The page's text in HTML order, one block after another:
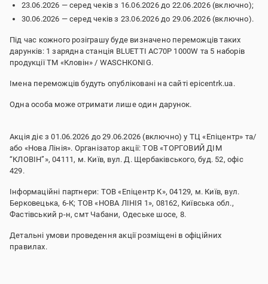
23.06.2026 — серед чеків з 16.06.2026 до 22.06.2026 (включно);
30.06.2026 — серед чеків з 23.06.2026 до 29.06.2026 (включно).
Під час кожного розіграшу буде визначено переможців таких
дарунків: 1 зарядна станція BLUETTI AC70P 1000W та 5 наборів
продукції ТМ «Кловін» / WASCHKONIG.
Імена переможців будуть опубліковані на сайті epicentrk.ua.
Одна особа може отримати лише один дарунок.
Акція діє з 01.06.2026 до 29.06.2026 (включно) у ТЦ «Епіцентр» та/
або «Нова Лінія». Організатор акції: ТОВ «ТОРГОВИЙ ДІМ
“КЛОВІН”», 04111, м. Київ, вул. Д. Щербаківського, буд. 52, офіс
429.
Інформаційні партнери: ТОВ «Епіцентр К», 04129, м. Київ, вул.
Берковецька, 6-К; ТОВ «НОВА ЛІНІЯ 1», 08162, Київська обл.,
Фастівський р-н, смт Чабани, Одеське шосе, 8.
Детальні умови проведення акції розміщені в офіційних
правилах.